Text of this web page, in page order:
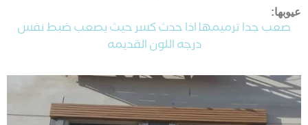
عيوبها:
صعب جدا ترميمها اذا حدث كسر حيث يصعب ضبط نفس
درجه اللون القديمه